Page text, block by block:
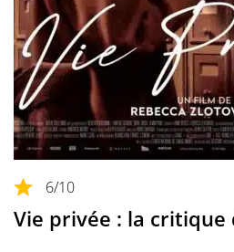
6/10
Vie privée : la critique